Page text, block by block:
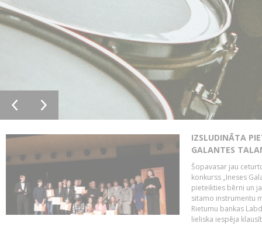
IZSLUDINĀTA
GALANTES
Šopavasar jau
konkurss „Ineses
pieteikties bērni un
sitamo instrumentu
Rietumu bankas
lieliska iespēja